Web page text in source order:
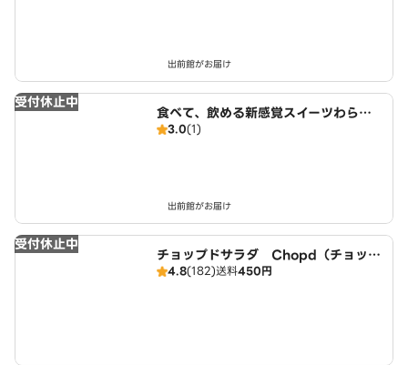
出前館がお届け
受付休止中
食べて、飲める新感覚スイーツわらび
餅ドリンクMIYABI JR板橋駅店
3.0(1)
出前館がお届け
受付休止中
チョップドサラダ Chopd（チョップ
ド）
4.8(182)送料450円